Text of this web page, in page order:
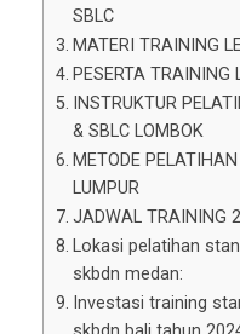
SBLC
MATERI TRAINING
PESERTA TRAINING
INSTRUKTUR
& SBLC LOMBOK
METODE
LUMPUR
JADWAL TRAINING
Lokasi pelatihan
skbdn medan:
Investasi training